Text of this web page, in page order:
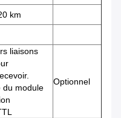
km
liaisons
du module
Optionnel